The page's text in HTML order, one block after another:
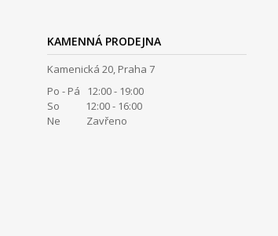
KAMENNÁ PRODEJNA
Kamenická 20, Praha 7
Po - Pá 12:00 - 19:00
So 12:00 - 16:00
Ne Zavřeno